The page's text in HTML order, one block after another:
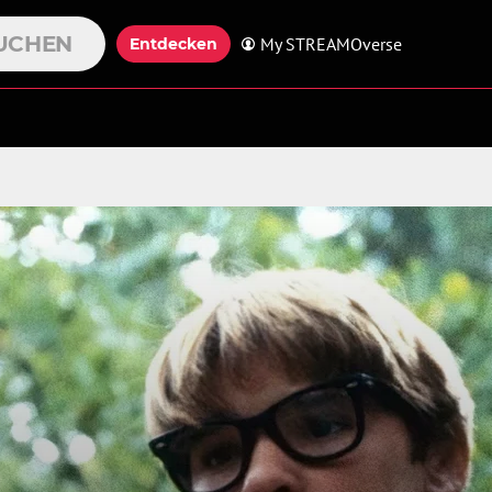
Entdecken My STREAMOverse